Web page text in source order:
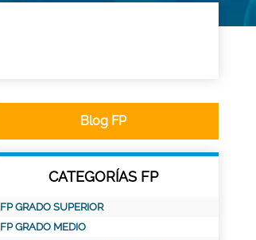
Blog FP
CATEGORÍAS FP
FP GRADO SUPERIOR
FP GRADO MEDIO